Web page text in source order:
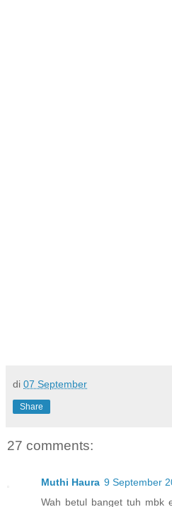
di 07 September
Share
27 comments:
Muthi Haura 9 September
Wah betul banget tuh mbk